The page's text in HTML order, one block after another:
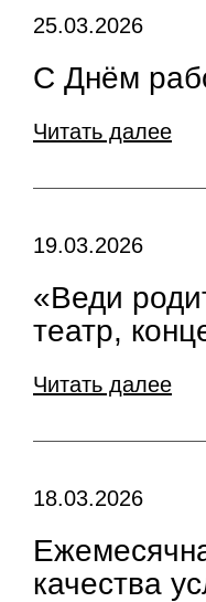
25.03.2026
С Днём
Читать далее
19.03.2026
«Веди
театр,
Читать далее
18.03.2026
качества